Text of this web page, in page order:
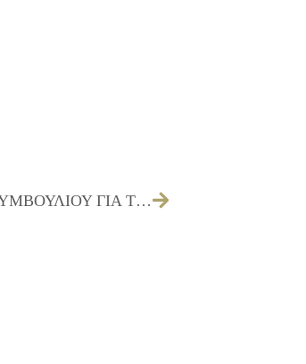
ΠΡΟΣΚΛΗΣΗ ΤΩΝ ΜΕΛΩΝ ΤΟΥ ΔΗΜΟΤΙΚΟΥ ΣΥΜΒΟΥΛΙΟΥ ΓΙΑ ΤΗΝ 15/04/2025 (ΛΟΓΟΔΟΣΙΑΣ)